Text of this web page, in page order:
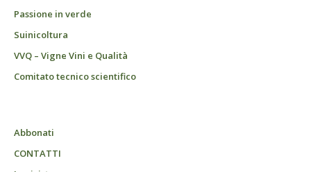
Passione in verde
Suinicoltura
VVQ – Vigne Vini e Qualità
Comitato tecnico scientifico
Abbonati
CONTATTI